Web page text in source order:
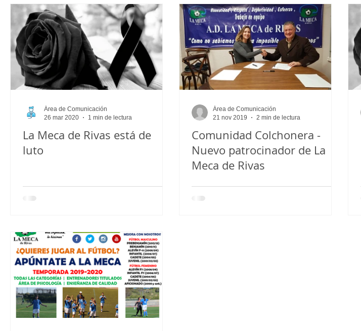
La Meca de Rivas está de
luto
Área de Comunicación
26 mar 2020
1 min de lectura
Comunidad Colchonera -
Nuevo patrocinador de La
Meca de Rivas
Área de Comunicación
21 nov 2019
2 min de lectura